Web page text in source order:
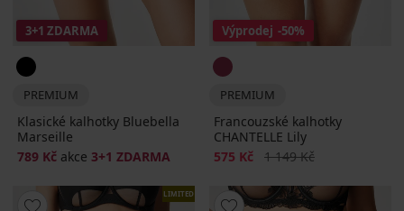
3+1 ZDARMA
PREMIUM
Klasické kalhotky Bluebella
Marseille
789 Kč akce 3+1 ZDARMA
Výprodej -50%
PREMIUM
Francouzské kalhotky
CHANTELLE Lily
Sleva
575 Kč Původní cena
1 149 Kč
LIMITED